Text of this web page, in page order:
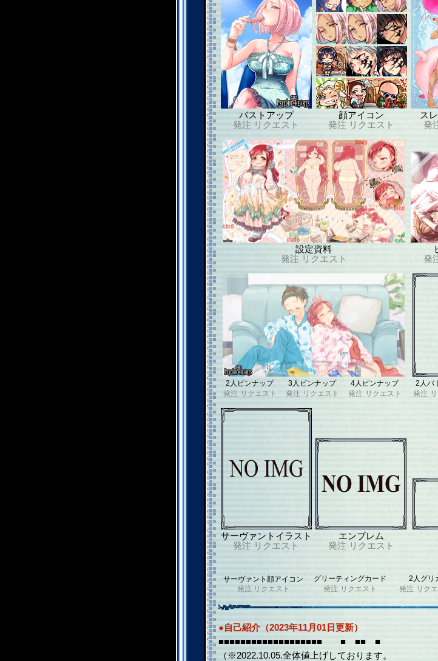
バストアップ
発注 リクエスト
顔アイコン
発注 リクエスト
ス
発
設定資料
発注 リクエスト
発
2人ピンナップ
発注 リクエスト
3人ピンナップ
発注 リクエスト
4人ピンナップ
発注 リクエスト
2人バ
発注
サーヴァントイラスト
発注 リクエスト
エンブレム
発注 リクエスト
サーヴァント顔アイコン
発注 リクエスト
グリーティングカード
発注 リクエスト
2人グリ
発注 リク
●自己紹介（2023年11月01日更新）
■■■■■■■■■■■■■■■■■■■ ■ ■■ ■
（※2022.10.05.全体値上げしております。